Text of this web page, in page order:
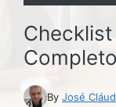
Completo
By José